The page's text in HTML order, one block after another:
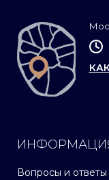
Вопросы и ответы